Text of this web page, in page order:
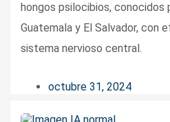
hongos psilocibios,
Guatemala y El Salvador, con
sistema nervioso central.
octubre 31, 2024